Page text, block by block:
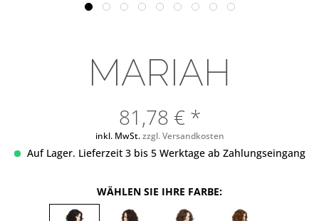
MARIAH
81,78 € *
inkl. MwSt.zzgl. Versandkosten
Auf Lager. Lieferzeit 3 bis 5 Werktage ab Zahlungseingang
WÄHLEN SIE IHRE FARBE: